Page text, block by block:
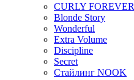
CURLY FOREVER
Blonde Story
Wonderful
Extra Volume
Discipline
Secret
Стайлинг NOOK